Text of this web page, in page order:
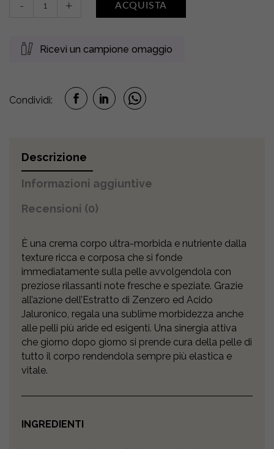
Fiori
quantity
- + ACQUISTA
Ricevi un campione omaggio
Condividi:
Descrizione
Informazioni aggiuntive
Recensioni (0)
È una crema corpo ultra-morbida e nutriente dalla
texture ricca e corposa che si fonde
immediatamente sulla pelle avvolgendola con
preziose rilassanti note fresche e speziate. Grazie
all’azione dell’Estratto di Zenzero ed Acido
Jaluronico, regala una sublime morbidezza anche
alle pelli più aride ed esigenti. Una sinergia attiva
che giorno dopo giorno si prende cura della pelle di
tutto il corpo rendendola sempre più elastica e
vitale.
INGREDIENTI